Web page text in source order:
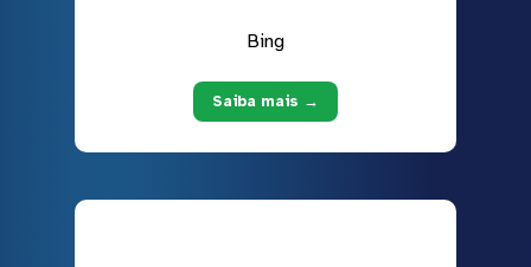
Bing
Saiba mais →